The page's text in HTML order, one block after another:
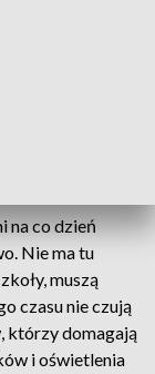
na co dzień
Nie ma tu
muszą
czasu nie czują
którzy domagają
i oświetlenia